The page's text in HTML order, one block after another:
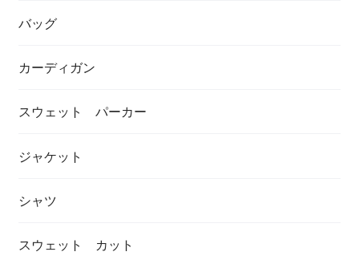
バッグ
カーディガン
スウェット パーカー
ジャケット
シャツ
スウェット カット